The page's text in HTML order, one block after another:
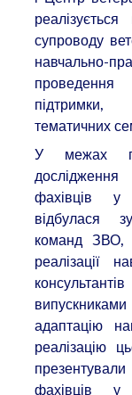
супроводу
підтримки,
тематичних
У межах
фахівців у
відбулася
команд ЗВО,
реалізації
адаптацію
реалізацію
фахівців у